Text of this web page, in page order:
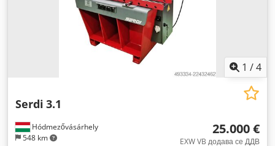
1 /4
Hódmezővásárhely
548 km
Serdi 3.1
25.000 €
EXW VB додава се ДДВ